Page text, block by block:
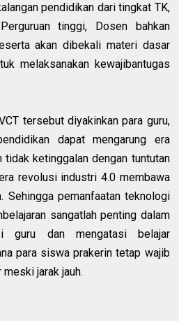
pendidikan dari tingkat TK,
tinggi, Dosen bahkan
akan dibekali materi dasar
melaksanakan kewajibantugas
tersebut diyakinkan para guru,
dapat mengarung era
tidak ketinggalan dengan tuntutan
revolusi industri 4.0 membawa
Sehingga pemanfaatan teknologi
sangatlah penting dalam
guru dan mengatasi belajar
para siswa prakerin tetap wajib
jarak jauh.